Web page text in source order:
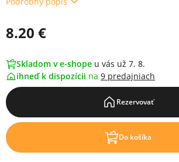
8.20 €
Skladom v e-shope u vás už 7. 8.
ihneď k dispozícii na 9 predajniach
Rezervovať
Do košíka